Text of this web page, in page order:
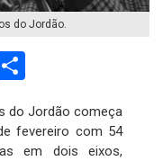
do Jordão.
do Jordão começa
fevereiro com 54
em dois eixos,